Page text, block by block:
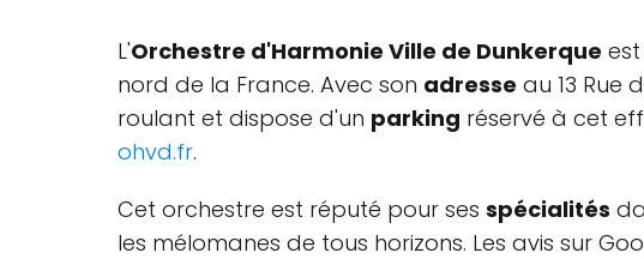
L'Orchestre d'Harmonie Ville de Dunkerque
nord de la France. Avec son adresse au 13 Rue
roulant et dispose d'un parking réservé à cet
ohvd.fr.
Cet orchestre est réputé pour ses spécialités
les mélomanes de tous horizons. Les avis sur